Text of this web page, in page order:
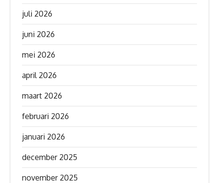
juli 2026
juni 2026
mei 2026
april 2026
maart 2026
februari 2026
januari 2026
december 2025
november 2025